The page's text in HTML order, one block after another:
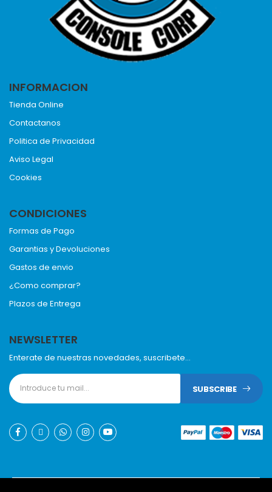
INFORMACION
Tienda Online
Contactanos
Politica de Privacidad
Aviso Legal
Cookies
CONDICIONES
Formas de Pago
Garantias y Devoluciones
Gastos de envio
¿Como comprar?
Plazos de Entrega
NEWSLETTER
Enterate de nuestras novedades, suscribete...
SUBSCRIBE